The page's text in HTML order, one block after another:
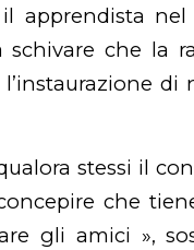
il apprendista
schivare che la
stessi il
che
gli amici »,